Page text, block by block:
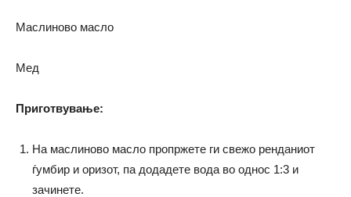
Маслиново масло
Мед
Приготвување:
На маслиново масло пропржете ги свежо ренданиот
ѓумбир и оризот, па додадете вода во однос 1:3 и
зачинете.